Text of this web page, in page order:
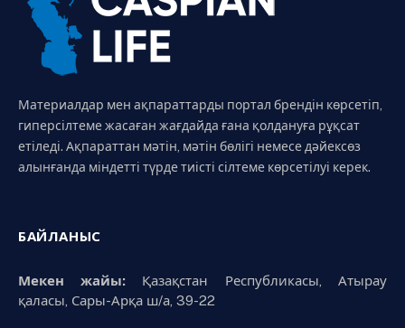
Материалдар мен ақпараттарды портал брендін көрсетіп,
гиперсілтеме жасаған жағдайда ғана қолдануға рұқсат
етіледі. Ақпараттан мәтін, мәтін бөлігі немесе дәйексөз
алынғанда міндетті түрде тиісті сілтеме көрсетілуі керек.
БАЙЛАНЫС
Мекен жайы:Қазақстан Республикасы, Атырау
қаласы, Сары-Арқа ш/а, 39-22